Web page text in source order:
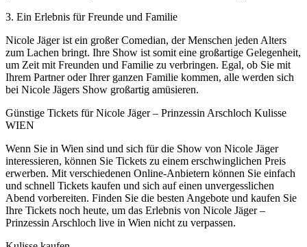
3. Ein Erlebnis für Freunde und Familie
Nicole Jäger ist ein großer Comedian, der Menschen jeden Alters
zum Lachen bringt. Ihre Show ist somit eine großartige Gelegenheit,
um Zeit mit Freunden und Familie zu verbringen. Egal, ob Sie mit
Ihrem Partner oder Ihrer ganzen Familie kommen, alle werden sich
bei Nicole Jägers Show großartig amüsieren.
Günstige Tickets für Nicole Jäger – Prinzessin Arschloch Kulisse
WIEN
Wenn Sie in Wien sind und sich für die Show von Nicole Jäger
interessieren, können Sie Tickets zu einem erschwinglichen Preis
erwerben. Mit verschiedenen Online-Anbietern können Sie einfach
und schnell Tickets kaufen und sich auf einen unvergesslichen
Abend vorbereiten. Finden Sie die besten Angebote und kaufen Sie
Ihre Tickets noch heute, um das Erlebnis von Nicole Jäger –
Prinzessin Arschloch live in Wien nicht zu verpassen.